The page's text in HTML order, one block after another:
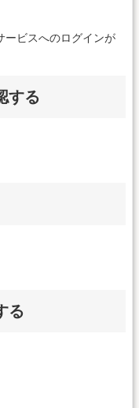
ービスへのログインが
する
る